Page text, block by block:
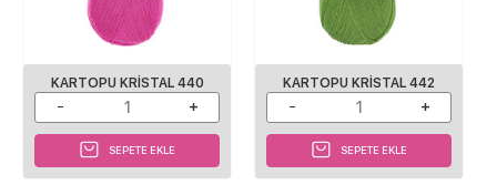
KARTOPU KRISTAL 440
SEPETE EKLE
KARTOPU KRISTAL 442
SEPETE EKLE